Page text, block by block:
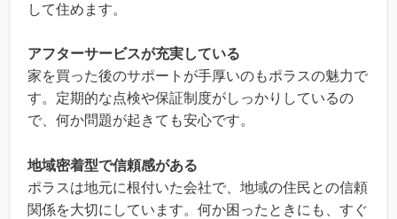
して住めます。
アフターサービスが充実している
家を買った後のサポートが手厚いのもポラスの魅力で
す。定期的な点検や保証制度がしっかりしているの
で、何か問題が起きても安心です。
地域密着型で信頼感がある
ポラスは地元に根付いた会社で、地域の住民との信頼
関係を大切にしています。何か困ったときにも、すぐ